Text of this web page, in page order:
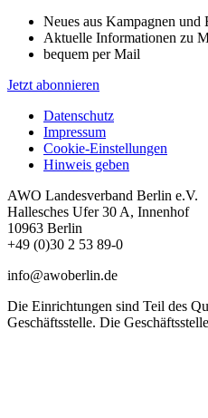
Neues aus Kampagnen und
Aktuelle Informationen zu
bequem per Mail
Jetzt abonnieren
Datenschutz
Impressum
Cookie-Einstellungen
Hinweis geben
AWO Landesverband Berlin e.V.
Hallesches Ufer 30 A, Innenhof
10963 Berlin
+49 (0)30 2 53 89-0
info@awoberlin.de
Die Einrichtungen sind Teil des
Geschäftsstelle. Die